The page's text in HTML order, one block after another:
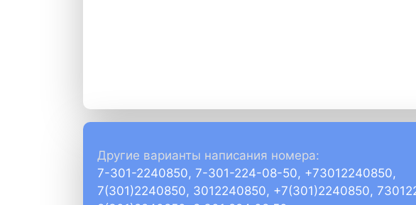
Другие варианты написания номера:
7-301-2240850, 7-301-224-08-50, +73012240850,
7(301)2240850, 3012240850, +7(301)2240850,